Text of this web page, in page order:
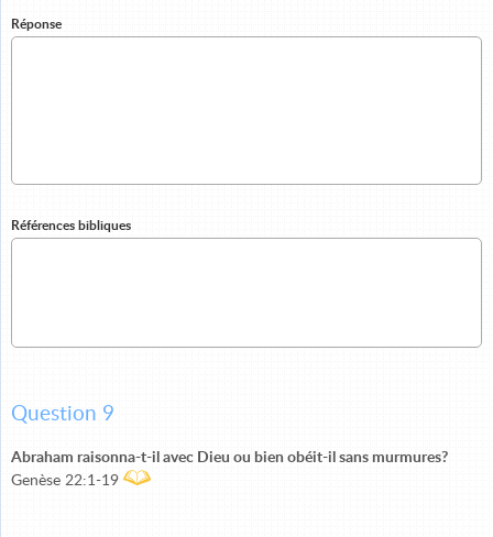
Réponse
Références bibliques
Question 9
Abraham raisonna-t-il avec Dieu ou bien obéit-il sans murmures?
Genèse 22:1-19